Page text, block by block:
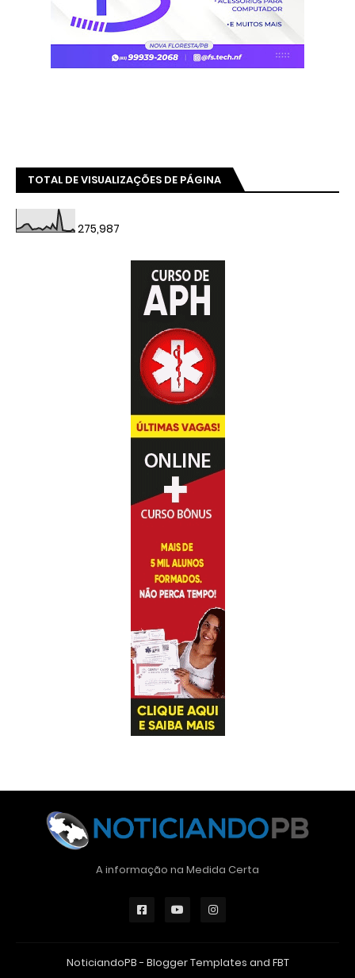
TOTAL DE VISUALIZAÇÕES DE PÁGINA
275,987
A informação na Medida Certa
NoticiandoPB - Blogger Templates and FBT